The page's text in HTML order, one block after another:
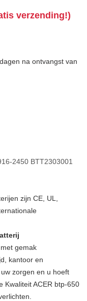
verzending!)
na ontvangst van
2450 BTT2303001
zijn CE, UL,
gemak
kantoor en
zorgen en u hoeft
Kwaliteit ACER btp-650